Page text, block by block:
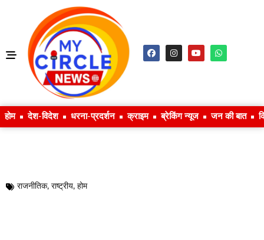
होम देश-विदेश धरना-प्रदर्शन क्राइम ब्रेकिंग न्यूज जन की बात
राजनीतिक, राष्ट्रीय, होम